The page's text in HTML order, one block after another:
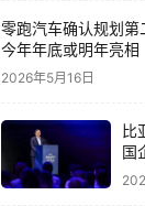
零跑汽车确认规划
今年年底或明年亮相
2026年5月16日
比
国
佳